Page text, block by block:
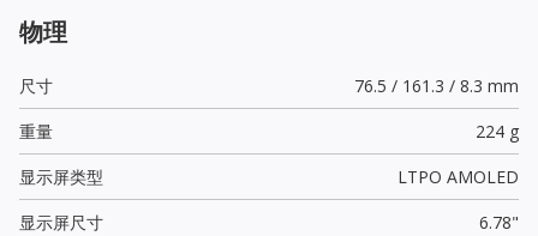
物理
尺寸
76.5 / 161.3 / 8.3 mm
重量
224 g
显示屏类型
LTPO AMOLED
显示屏尺寸
6.78"